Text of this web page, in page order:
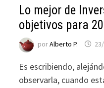
Lo mejor de
objetivos para
porAlberto P.
Es escribiendo,
observarla, cuando